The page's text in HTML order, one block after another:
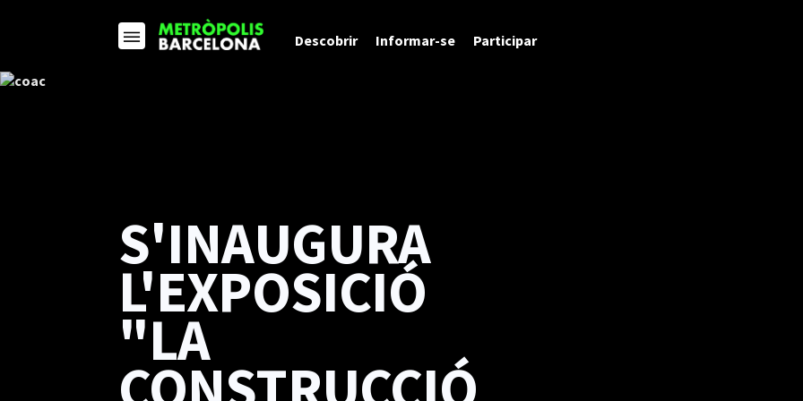
Descobrir Informar-se Participar
S'INAUGURA
L'EXPOSICIÓ
"LA